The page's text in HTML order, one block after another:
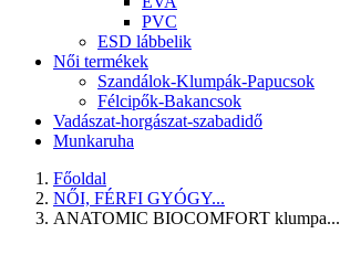
PVC
ESD lábbelik
Női termékek
Szandálok-Klumpák-Papucsok
Félcipők-Bakancsok
Vadászat-horgászat-szabadidő
Munkaruha
Főoldal
NŐI, FÉRFI GYÓGY...
ANATOMIC BIOCOMFORT klumpa...